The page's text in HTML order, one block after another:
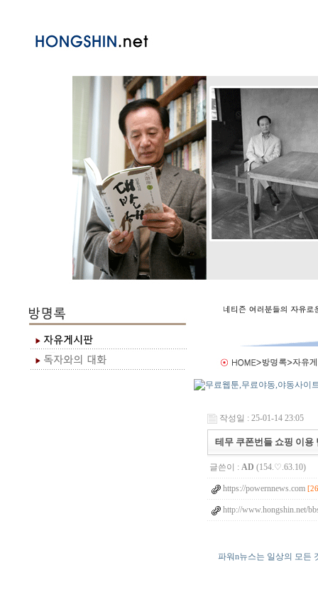
작성일 : 25-01-14 23:05
테무 쿠폰번들 쇼핑 이용
글쓴이 : AD (154.♡.63.10)
https://powernnews.com
http://www.hongshin.net/
파워n뉴스는 일상의 모든